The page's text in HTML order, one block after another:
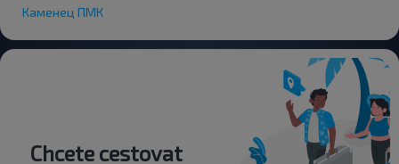
Каменец ПМК
Chcete cestovat